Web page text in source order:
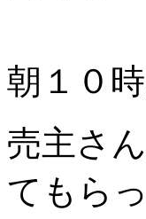
朝１０
売主さ
てもら